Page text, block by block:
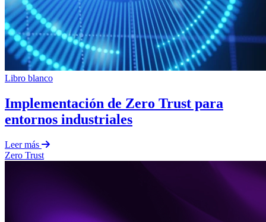
Libro blanco
Implementación de Zero Trust para
entornos industriales
Leer más
Zero Trust